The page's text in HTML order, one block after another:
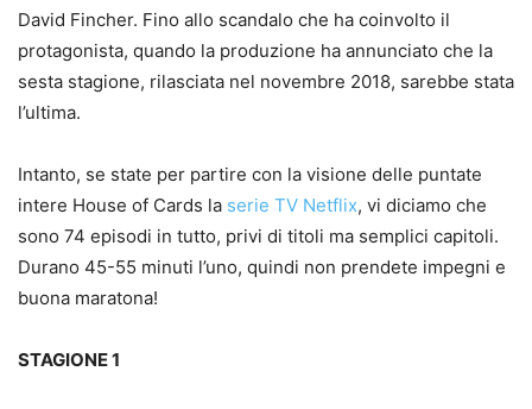
David Fincher. Fino allo scandalo che ha coinvolto il
protagonista, quando la produzione ha annunciato che la
sesta stagione, rilasciata nel novembre 2018, sarebbe stata
l’ultima.
Intanto, se state per partire con la visione delle puntate
intere House of Cards la serie TV Netflix, vi diciamo che
sono 74 episodi in tutto, privi di titoli ma semplici capitoli.
Durano 45-55 minuti l’uno, quindi non prendete impegni e
buona maratona!
STAGIONE 1